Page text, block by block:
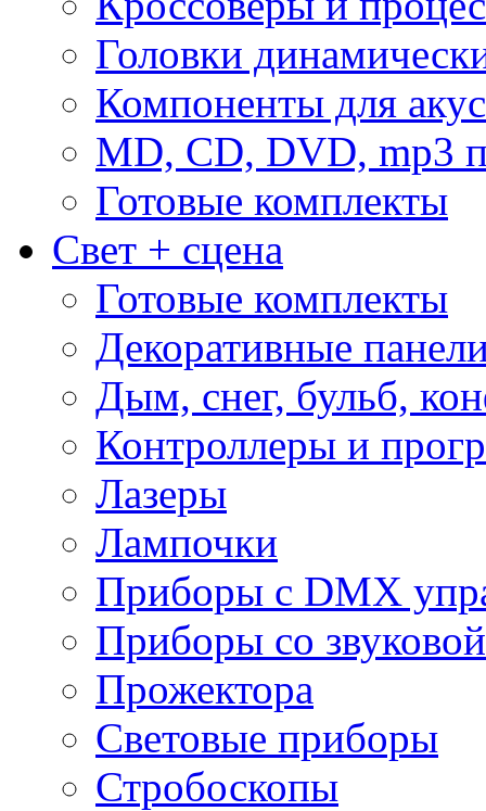
Головки
Компоненты для
MD, CD, DVD, mp3
Готовые комплекты
Свет + сцена
Готовые комплекты
Декоративные
Дым, снег, бульб,
Контроллеры и
Лазеры
Лампочки
Приборы с DMX
Приборы со
Прожектора
Световые приборы
Стробоскопы